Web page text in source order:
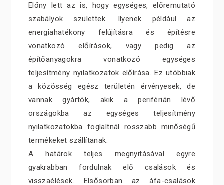
Előny lett az is, hogy egységes, előremutató
szabályok születtek. Ilyenek például az
energiahatékony felújításra és építésre
vonatkozó előírások, vagy pedig az
építőanyagokra vonatkozó egységes
teljesítmény nyilatkozatok előírása. Ez utóbbiak
a közösség egész területén érvényesek, de
vannak gyártók, akik a periférián lévő
országokba az egységes teljesítmény
nyilatkozatokba foglaltnál rosszabb minőségű
termékeket szállítanak.
A határok teljes megnyitásával egyre
gyakrabban fordulnak elő csalások és
visszaélések. Elsősorban az áfa-csalások